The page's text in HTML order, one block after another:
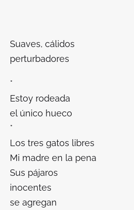
Suaves, cálidos
perturbadores
*
Estoy rodeada
el único hueco
*
Los tres gatos libres
Mi madre en la pena
Sus pájaros
inocentes
se agregan